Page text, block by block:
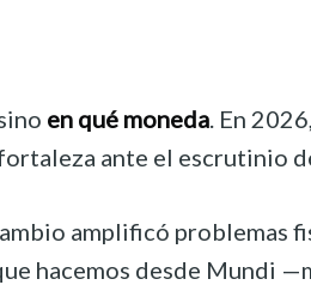
en qué moneda . En
ante el escrutinio
amplificó problemas
hacemos desde Mundi